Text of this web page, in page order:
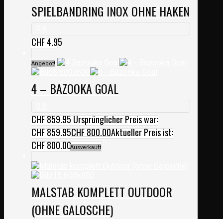
SPIELBANDRING INOX OHNE HAKEN
CHF4.95
Angebot!
4 – BAZOOKA GOAL
CHF859.95Ursprünglicher Preis war:
CHF 859.95CHF800.00Aktueller Preis ist:
CHF 800.00.Ausverkauft
MALSTAB KOMPLETT OUTDOOR
(OHNE GALOSCHE)